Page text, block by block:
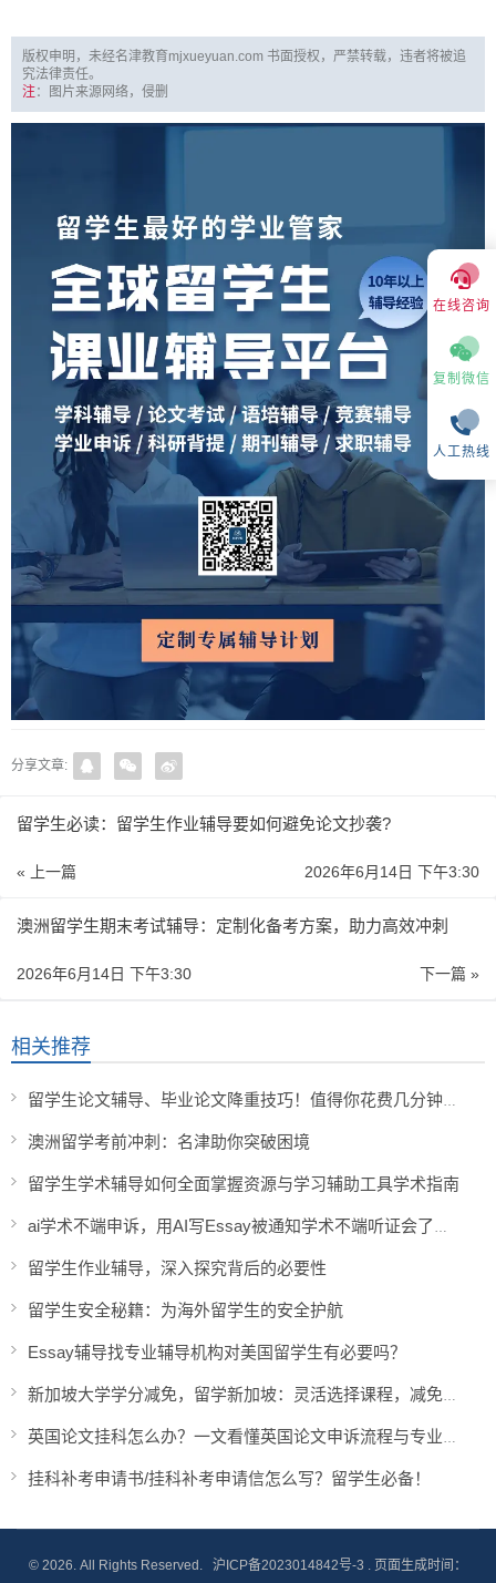
版权申明，未经名津教育mjxueyuan.com 书面授权，严禁转载，违者将被追
究法律责任。
注：图片来源网络，侵删
分享文章:
留学生必读：留学生作业辅导要如何避免论文抄袭?
« 上一篇 2026年6月14日 下午3:30
澳洲留学生期末考试辅导：定制化备考方案，助力高效冲刺
下一篇 »
2026年6月14日 下午3:30
相关推荐
留学生论文辅导、毕业论文降重技巧！值得你花费几分钟看看
澳洲留学考前冲刺：名津助你突破困境
留学生学术辅导如何全面掌握资源与学习辅助工具学术指南
ai学术不端申诉，用AI写Essay被通知学术不端听证会了怎么办？
留学生作业辅导，深入探究背后的必要性
留学生安全秘籍：为海外留学生的安全护航
Essay辅导找专业辅导机构对美国留学生有必要吗？
新加坡大学学分减免，留学新加坡：灵活选择课程，减免学分
英国论文挂科怎么办？一文看懂英国论文申诉流程与专业辅导对策！
挂科补考申请书/挂科补考申请信怎么写？留学生必备！
© 2026. All Rights Reserved. 沪ICP备2023014842号-3 . 页面生成时间：
在线咨询
复制微信
人工热线